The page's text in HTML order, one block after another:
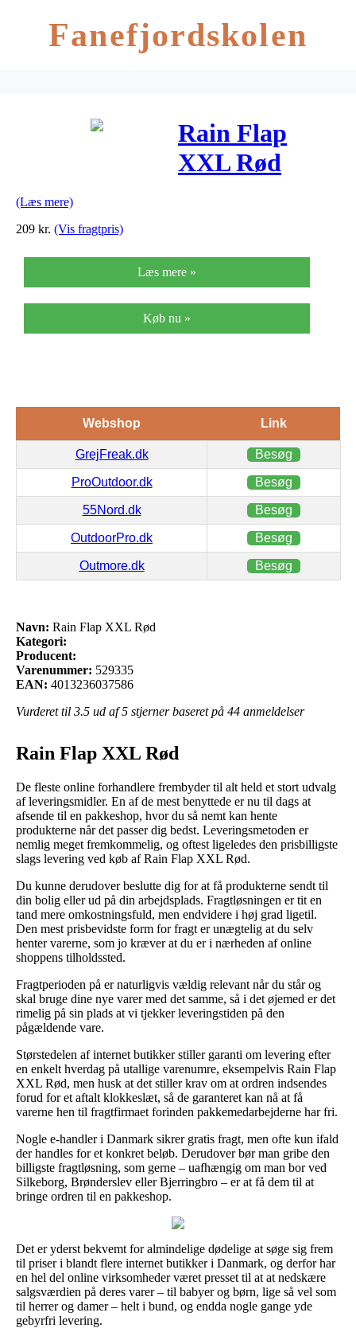
Fanefjordskolen
Rain Flap
XXL Rød
(Læs mere)
209 kr. (Vis fragtpris)
Læs mere »
Køb nu »
Webshop Link
GrejFreak.dk Besøg
ProOutdoor.dk Besøg
55Nord.dk Besøg
OutdoorPro.dk Besøg
Outmore.dk Besøg
Navn: Rain Flap XXL Rød
Kategori:
Producent:
Varenummer: 529335
EAN: 4013236037586
Vurderet til 3.5 ud af 5 stjerner baseret på 44 anmeldelser
Rain Flap XXL Rød
De fleste online forhandlere frembyder til alt held et stort udvalg
af leveringsmidler. En af de mest benyttede er nu til dags at
afsende til en pakkeshop, hvor du så nemt kan hente
produkterne når det passer dig bedst. Leveringsmetoden er
nemlig meget fremkommelig, og oftest ligeledes den prisbilligste
slags levering ved køb af Rain Flap XXL Rød.
Du kunne derudover beslutte dig for at få produkterne sendt til
din bolig eller ud på din arbejdsplads. Fragtløsningen er tit en
tand mere omkostningsfuld, men endvidere i høj grad ligetil.
Den mest prisbevidste form for fragt er unægtelig at du selv
henter varerne, som jo kræver at du er i nærheden af online
shoppens tilholdssted.
Fragtperioden på er naturligvis vældig relevant når du står og
skal bruge dine nye varer med det samme, så i det øjemed er det
rimelig på sin plads at vi tjekker leveringstiden på den
pågældende vare.
Størstedelen af internet butikker stiller garanti om levering efter
en enkelt hverdag på utallige varenumre, eksempelvis Rain Flap
XXL Rød, men husk at det stiller krav om at ordren indsendes
forud for et aftalt klokkeslæt, så de garanteret kan nå at få
varerne hen til fragtfirmaet forinden pakkemedarbejderne har fri.
Nogle e-handler i Danmark sikrer gratis fragt, men ofte kun ifald
der handles for et konkret beløb. Derudover bør man gribe den
billigste fragtløsning, som gerne – uafhængig om man bor ved
Silkeborg, Brønderslev eller Bjerringbro – er at få dem til at
bringe ordren til en pakkeshop.
Det er yderst bekvemt for almindelige dødelige at søge sig frem
til priser i blandt flere internet butikker i Danmark, og derfor har
en hel del online virksomheder været presset til at at nedskære
salgsværdien på deres varer – til babyer og børn, lige så vel som
til herrer og damer – helt i bund, og endda nogle gange yde
gebyrfri levering.